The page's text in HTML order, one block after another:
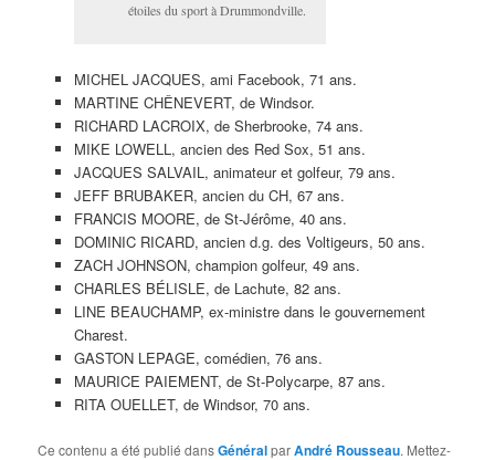
étoiles du sport à Drummondville.
MICHEL JACQUES, ami Facebook, 71 ans.
MARTINE CHÊNEVERT, de Windsor.
RICHARD LACROIX, de Sherbrooke, 74 ans.
MIKE LOWELL, ancien des Red Sox, 51 ans.
JACQUES SALVAIL, animateur et golfeur, 79 ans.
JEFF BRUBAKER, ancien du CH, 67 ans.
FRANCIS MOORE, de St-Jérôme, 40 ans.
DOMINIC RICARD, ancien d.g. des Voltigeurs, 50 ans.
ZACH JOHNSON, champion golfeur, 49 ans.
CHARLES BÉLISLE, de Lachute, 82 ans.
LINE BEAUCHAMP, ex-ministre dans le gouvernement
Charest.
GASTON LEPAGE, comédien, 76 ans.
MAURICE PAIEMENT, de St-Polycarpe, 87 ans.
RITA OUELLET, de Windsor, 70 ans.
Ce contenu a été publié dansGénéralparAndré Rousseau. Mettez-